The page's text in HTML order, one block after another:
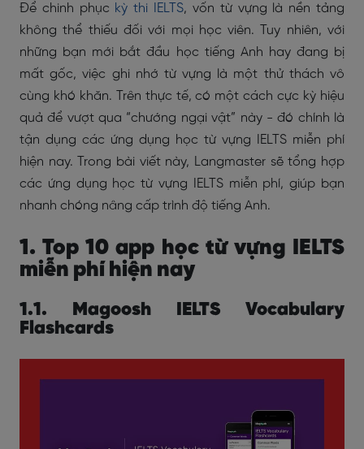
Để chinh phục kỳ thi IELTS, vốn từ vựng là nền tảng
không thể thiếu đối với mọi học viên. Tuy nhiên, với
những bạn mới bắt đầu học tiếng Anh hay đang bị
mất gốc, việc ghi nhớ từ vựng là một thử thách vô
cùng khó khăn. Trên thực tế, có một cách cực kỳ hiệu
quả để vượt qua “chướng ngại vật” này - đó chính là
tận dụng các ứng dụng học từ vựng IELTS miễn phí
hiện nay. Trong bài viết này, Langmaster sẽ tổng hợp
các ứng dụng học từ vựng IELTS miễn phí, giúp bạn
nhanh chóng nâng cấp trình độ tiếng Anh.
1. Top 10 app học từ vựng IELTS
miễn phí hiện nay
1.1. Magoosh IELTS Vocabulary
Flashcards